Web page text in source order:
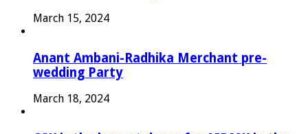
March 15, 2024
Anant Ambani-Radhika Merchant pre-
wedding Party
March 18, 2024